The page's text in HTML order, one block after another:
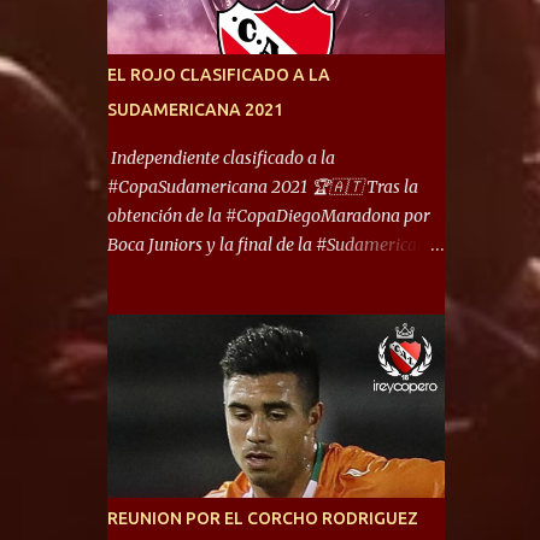
ello son protagonistas de un clásico de los
transitó por la primera división del fútbol
local durante muchos años. Dock Sud es otro
de los que comparten esas tierras, aunque el
foco de atención es la convivencia
Independiente - Racing. “No encuentro, más
reúna tantos logros deportivos, tantos
clubes y tanta gente en este deporte”,
afirmó Facundo Moyano. “Creo que
EL ROJO CLASIFICADO A LA
SUDAMERICANA 2021
Independiente clasificado a la
#CopaSudamericana 2021 🏆🇦🇹 Tras la
obtención de la #CopaDiegoMaradona por
Boca Juniors y la final de la #Sudamericana
Defensa y Justicia o Lanús, dadas estás dos
condiciones el Rey de Copas se clasifica a la
Copa Sudamericana de este 2021. En este
año, la Sudamericana sufrirá modificaciones
en su formato, que iniciará en fase de grupos
con 6 partidos, de los cuales sólo los
primeros de cada grupo jugarán los 8vos.
REUNION POR EL CORCHO RODRIGUEZ